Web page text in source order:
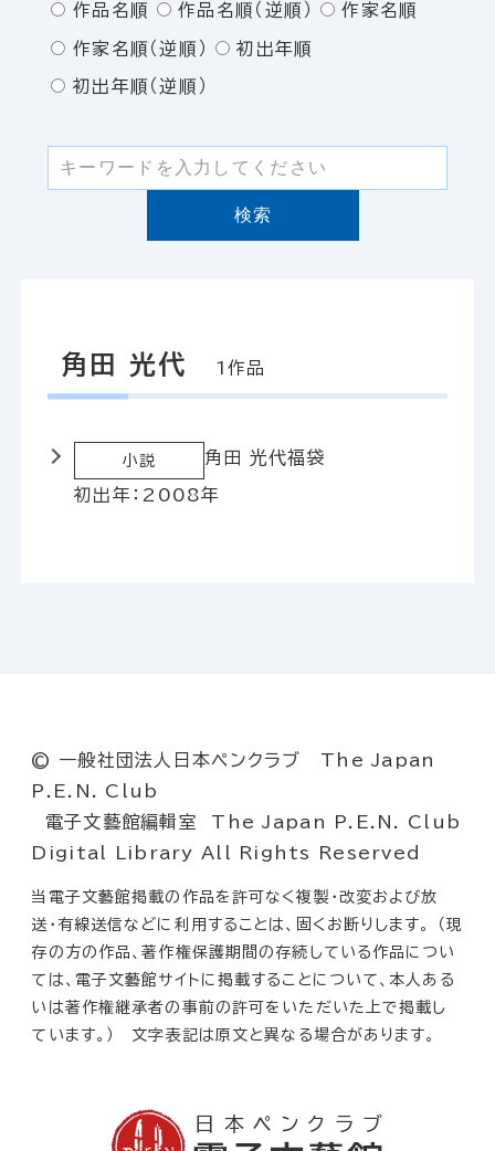
作品名順 作品名順（逆順） 作家名順
作家名順（逆順） 初出年順
初出年順（逆順）
検索
角田 光代 1作品
小説 角田 光代福袋
初出年：2008年
© 一般社団法人日本ペンクラブ The Japan
P.E.N. Club
電子文藝館編輯室 The Japan P.E.N. Club
Digital Library All Rights Reserved
当電子文藝館掲載の作品を許可なく複製・改変および放
送・有線送信などに利用することは、固くお断りします。 （現
存の方の作品、著作権保護期間の存続している作品につい
ては、電子文藝館サイトに掲載することについて、本人ある
いは著作権継承者の事前の許可をいただいた上で掲載し
ています。） 文字表記は原文と異なる場合があります。
日本ペンクラブ